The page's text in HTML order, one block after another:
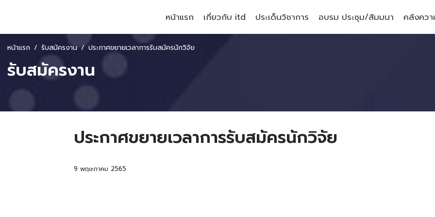
หน้าแรก เกี่ยวกับ itd ประเด็นวิชาการ อบรม ประชุม/สัมมนา คลังคว
หน้าแรก รับสมัครงาน ประกาศขยายเวลาการรับสมัครนักวิจัย
รับสมัครงาน
ประกาศขยายเวลาการรับสมัครนักวิจัย
9 พฤษภาคม 2565